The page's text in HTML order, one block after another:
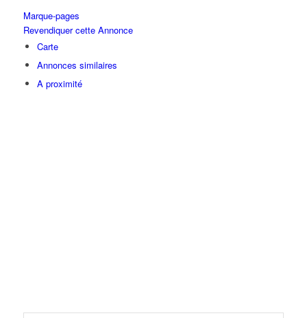
Marque-pages
Revendiquer cette Annonce
Carte
Annonces similaires
A proximité